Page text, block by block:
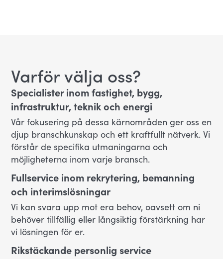
Varför välja oss?
Specialister inom fastighet, bygg,
infrastruktur, teknik och energi
Vår fokusering på dessa kärnområden ger oss en
djup branschkunskap och ett kraftfullt nätverk. Vi
förstår de specifika utmaningarna och
möjligheterna inom varje bransch.
Fullservice inom rekrytering, bemanning
och interimslösningar
Vi kan svara upp mot era behov, oavsett om ni
behöver tillfällig eller långsiktig förstärkning har
vi lösningen för er.
Rikstäckande personlig service